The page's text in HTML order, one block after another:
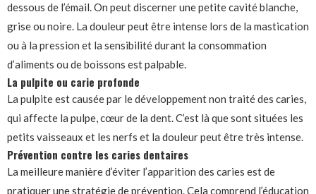
dessous de l’émail. On peut discerner une petite cavité blanche,
grise ou noire. La douleur peut être intense lors de la mastication
ou à la pression et la sensibilité durant la consommation
d’aliments ou de boissons est palpable.
La pulpite ou carie profonde
La pulpite est causée par le développement non traité des caries,
qui affecte la pulpe, cœur de la dent. C’est là que sont situées les
petits vaisseaux et les nerfs et la douleur peut être très intense.
Prévention contre les caries dentaires
La meilleure manière d’éviter l’apparition des caries est de
pratiquer une stratégie de prévention. Cela comprend l’éducation